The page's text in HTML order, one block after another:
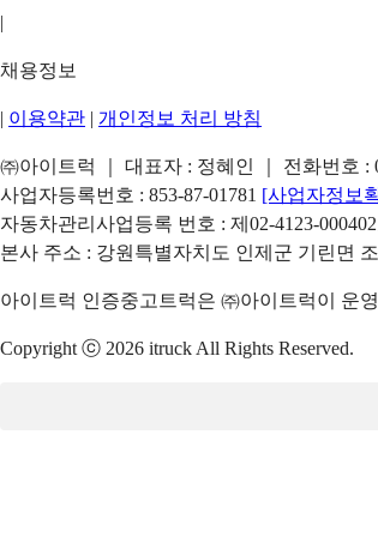
|
채용정보
| 이용약관 | 개인정보 처리 방침
㈜아이트럭 ｜ 대표자 : 정혜인 ｜ 전화번호 :
사업자등록번호 : 853-87-01781 [사업자정보
자동차관리사업등록 번호 : 제02-4123-
본사 주소 : 강원특별자치도 인제군 기린면
아이트럭 인증중고트럭은 ㈜아이트럭이 운
Copyright ⓒ 2026 itruck All Rights Reserved.